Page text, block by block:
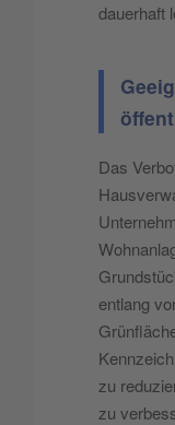
dauerhaft
Das
entlang
zu
zu